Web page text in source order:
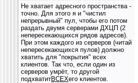
Не хватает адресного пространства -
точно. Для этого я и "чистил
непрерывный" пул, чтобы его потом
раздать двумя серверами ДХЦП (2
непересекающихся рядов адресов).
При этом каждого из серверов (читай
непересекающихся пулов) должно
хватить для "покрытия" всех
клиентов. Так что, если один из
серверов умрёт, то другой
подхватитВСЕХего клиентов.